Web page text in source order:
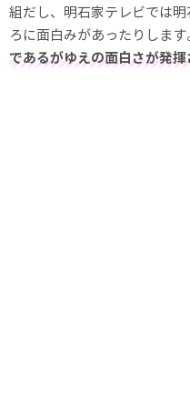
組だし、明石家テレビでは
ろに面白みがあったりします
であるがゆえの面白さが発